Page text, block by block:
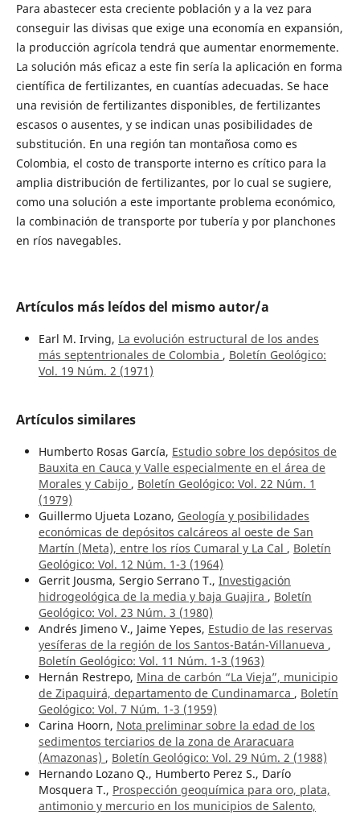
Para abastecer esta creciente población y a la vez para
conseguir las divisas que exige una economía en expansión,
la producción agrícola tendrá que aumentar enormemente.
La solución más eficaz a este fin sería la aplicación en forma
científica de fertilizantes, en cuantías adecuadas. Se hace
una revisión de fertilizantes disponibles, de fertilizantes
escasos o ausentes, y se indican unas posibilidades de
substitución. En una región tan montañosa como es
Colombia, el costo de transporte interno es crítico para la
amplia distribución de fertilizantes, por lo cual se sugiere,
como una solución a este importante problema económico,
la combinación de transporte por tubería y por planchones
en ríos navegables.
Artículos más leídos del mismo autor/a
Earl M. Irving, La evolución estructural de los andes
más septentrionales de Colombia , Boletín Geológico:
Vol. 19 Núm. 2 (1971)
Artículos similares
Humberto Rosas García, Estudio sobre los depósitos de
Bauxita en Cauca y Valle especialmente en el área de
Morales y Cabijo , Boletín Geológico: Vol. 22 Núm. 1
(1979)
Guillermo Ujueta Lozano, Geología y posibilidades
económicas de depósitos calcáreos al oeste de San
Martín (Meta), entre los ríos Cumaral y La Cal , Boletín
Geológico: Vol. 12 Núm. 1-3 (1964)
Gerrit Jousma, Sergio Serrano T., Investigación
hidrogeológica de la media y baja Guajira , Boletín
Geológico: Vol. 23 Núm. 3 (1980)
Andrés Jimeno V., Jaime Yepes, Estudio de las reservas
yesíferas de la región de los Santos-Batán-Villanueva ,
Boletín Geológico: Vol. 11 Núm. 1-3 (1963)
Hernán Restrepo, Mina de carbón “La Vieja”, municipio
de Zipaquirá, departamento de Cundinamarca , Boletín
Geológico: Vol. 7 Núm. 1-3 (1959)
Carina Hoorn, Nota preliminar sobre la edad de los
sedimentos terciarios de la zona de Araracuara
(Amazonas) , Boletín Geológico: Vol. 29 Núm. 2 (1988)
Hernando Lozano Q., Humberto Perez S., Darío
Mosquera T., Prospección geoquímica para oro, plata,
antimonio y mercurio en los municipios de Salento,